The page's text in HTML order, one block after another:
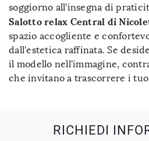
soggiorno all'insegna di
Salotto relax Central di
spazio accogliente e
dall'estetica raffinata. Se
il modello nell'immagine,
che invitano a trascorrere i
RICHIEDI